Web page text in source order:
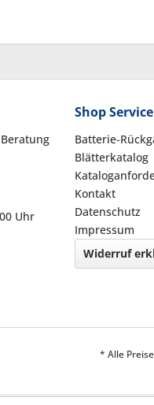
Uhr
Shop Service
Batterie-
Blätterkatalog
Kontakt
Datenschutz
Impressum
Widerruf
* Alle